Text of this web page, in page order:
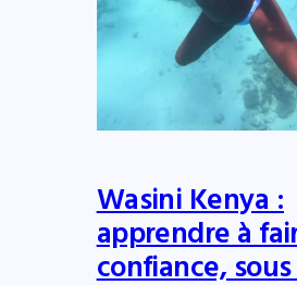
Wasini Kenya :
apprendre à
confiance, sous